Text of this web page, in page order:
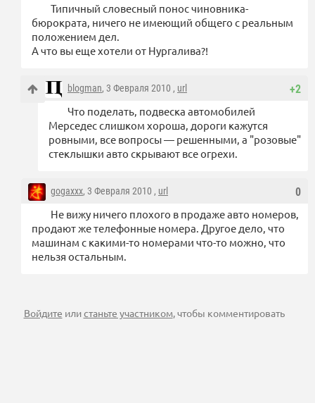
Типичный словесный понос чиновника-
бюрократа, ничего не имеющий общего с реальным
положением дел.
А что вы еще хотели от Нургалива?!
+2
blogman, 3 Февраля 2010 , url
Что поделать, подвеска автомобилей
Мерседес слишком хороша, дороги кажутся
ровными, все вопросы — решенными, а "розовые"
стеклышки авто скрывают все огрехи.
0
gogaxxx, 3 Февраля 2010 , url
Не вижу ничего плохого в продаже авто номеров,
продают же телефонные номера. Другое дело, что
машинам с какими-то номерами что-то можно, что
нельзя остальным.
Войдите илистаньте участником, чтобы комментировать